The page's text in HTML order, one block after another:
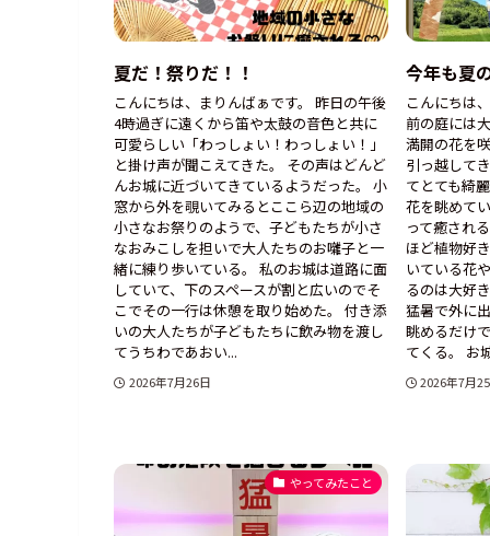
夏だ！祭りだ！！
こんにちは、まりんばぁです。 昨日の午後
4時過ぎに遠くから笛や太鼓の音色と共に
可愛らしい「わっしょい！わっしょい！」
と掛け声が聞こえてきた。 その声はどんど
んお城に近づいてきているようだった。 小
窓から外を覗いてみるとここら辺の地域の
小さなお祭りのようで、子どもたちが小さ
なおみこしを担いで大人たちのお囃子と一
緒に練り歩いている。 私のお城は道路に面
していて、下のスペースが割と広いのでそ
こでその一行は休憩を取り始めた。 付き添
いの大人たちが子どもたちに飲み物を渡し
てうちわであおい...
2026年7月26日
今年も夏
こんにちは
前の庭には
満開の花を
引っ越して
てとても綺
花を眺めて
って癒され
ほど植物好
いている花
るのは大好
猛暑で外に
眺めるだけ
てくる。 お
2026年7月
やってみたこと